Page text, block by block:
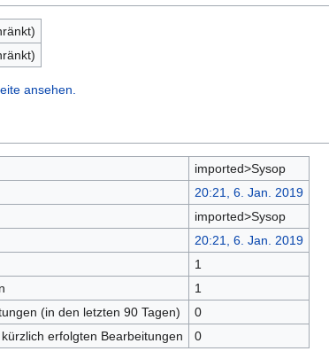
ansehen.
imported>Sysop
20:21, 6. Jan. 2019
imported>Sysop
20:21, 6. Jan. 2019
1
1
(in den letzten 90 Tagen)
0
erfolgten Bearbeitungen
0